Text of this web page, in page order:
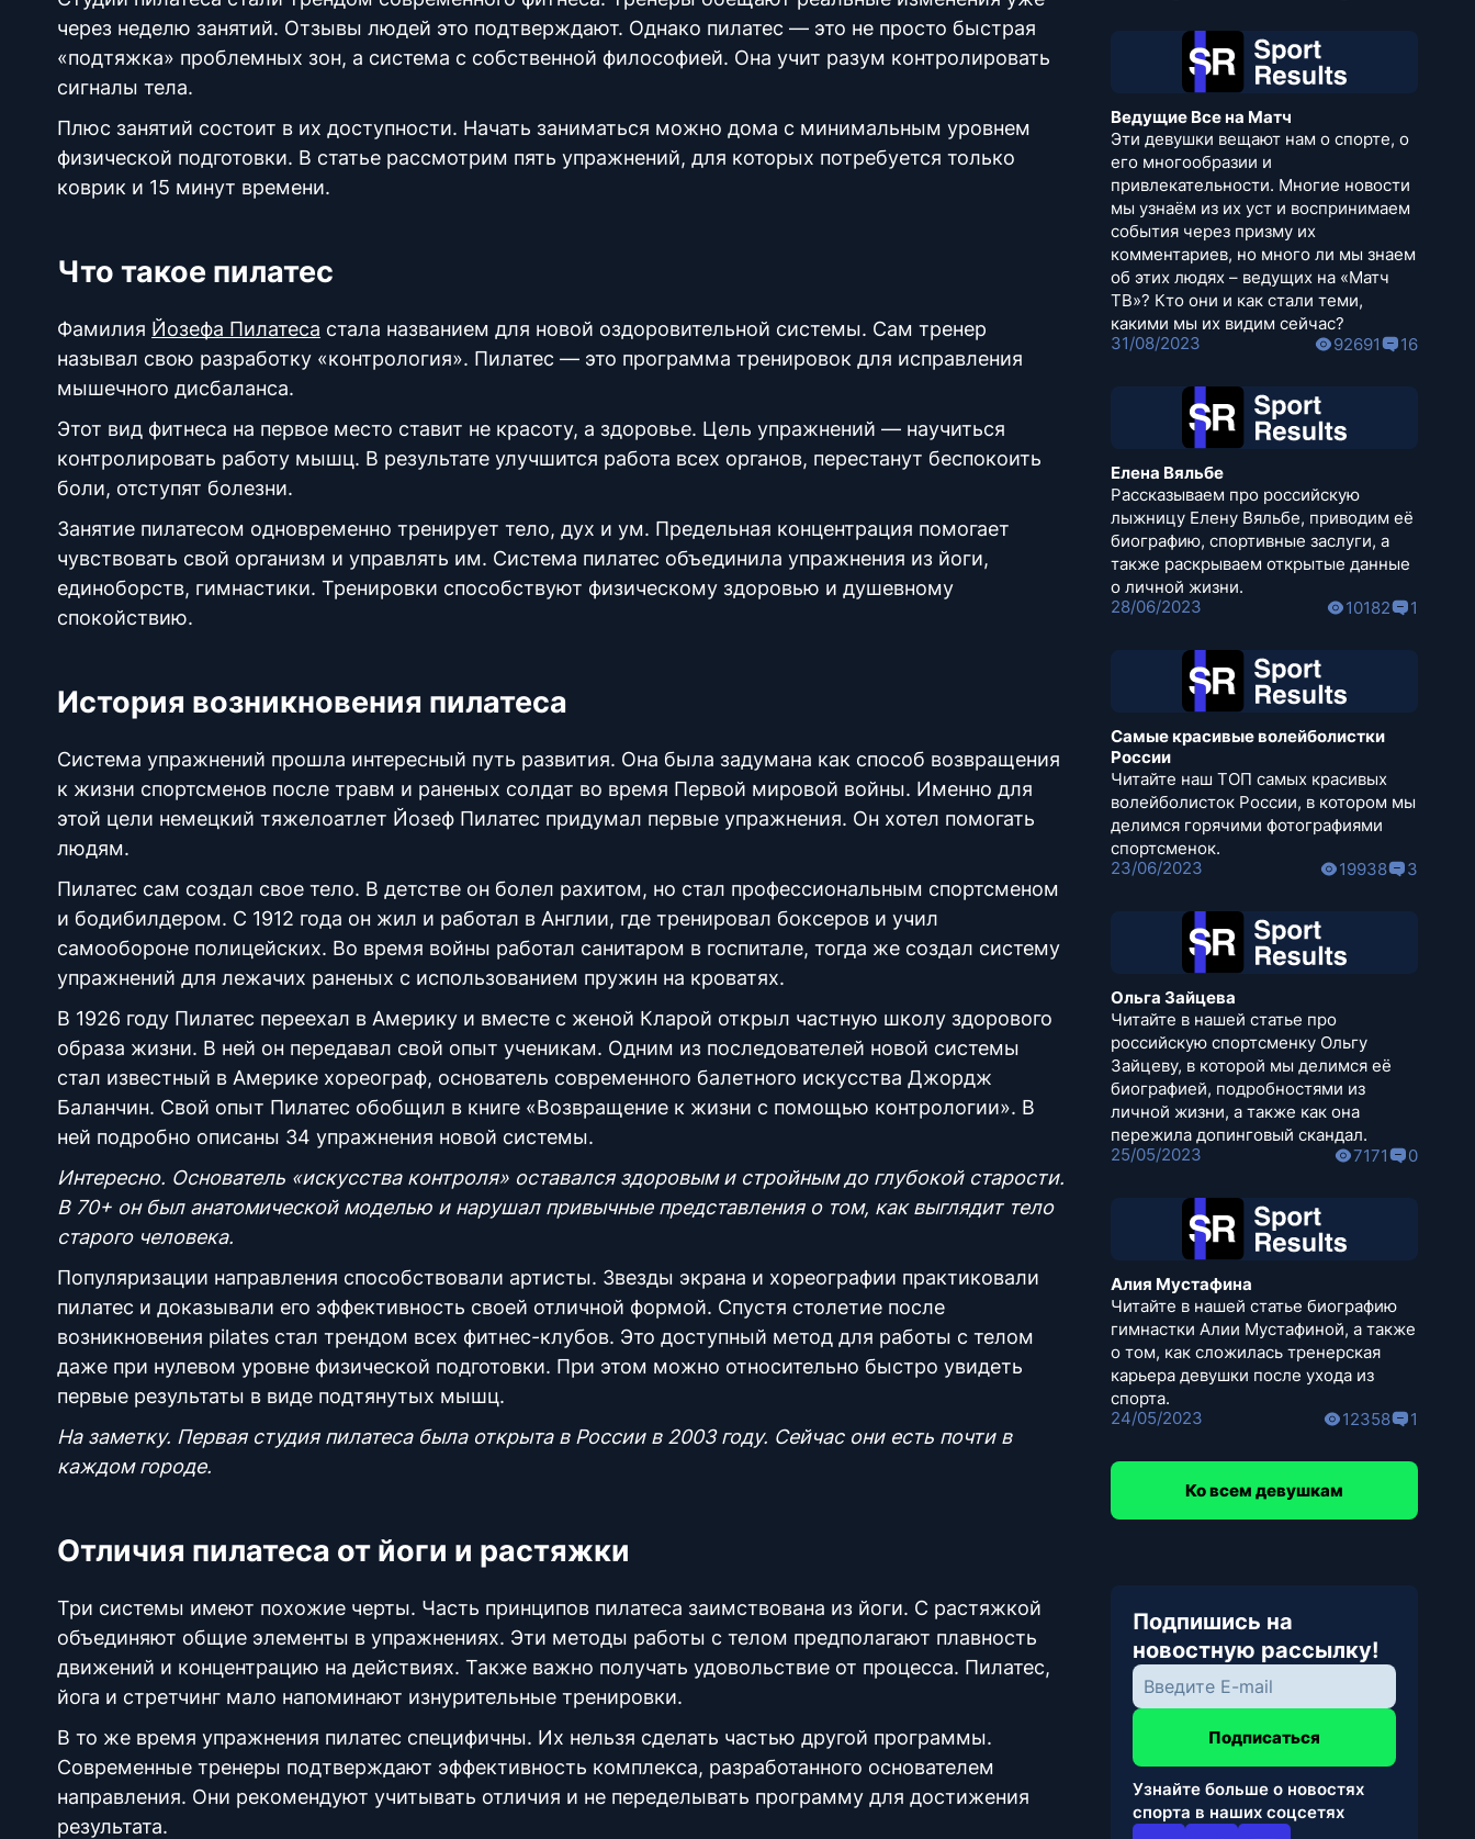
через неделю занятий. Отзывы людей это подтверждают. Однако пилатес — это не просто быстрая
«подтяжка» проблемных зон, а система с собственной философией. Она учит разум контролировать
сигналы тела.
Плюс занятий состоит в их доступности. Начать заниматься можно дома с минимальным уровнем
физической подготовки. В статье рассмотрим пять упражнений, для которых потребуется только
коврик и 15 минут времени.
Что такое пилатес
Фамилия Йозефа Пилатеса стала названием для новой оздоровительной системы. Сам тренер
называл свою разработку «контрология». Пилатес — это программа тренировок для исправления
мышечного дисбаланса.
Этот вид фитнеса на первое место ставит не красоту, а здоровье. Цель упражнений — научиться
контролировать работу мышц. В результате улучшится работа всех органов, перестанут беспокоить
боли, отступят болезни.
Занятие пилатесом одновременно тренирует тело, дух и ум. Предельная концентрация помогает
чувствовать свой организм и управлять им. Система пилатес объединила упражнения из йоги,
единоборств, гимнастики. Тренировки способствуют физическому здоровью и душевному
спокойствию.
История возникновения пилатеса
Система упражнений прошла интересный путь развития. Она была задумана как способ возвращения
к жизни спортсменов после травм и раненых солдат во время Первой мировой войны. Именно для
этой цели немецкий тяжелоатлет Йозеф Пилатес придумал первые упражнения. Он хотел помогать
людям.
Пилатес сам создал свое тело. В детстве он болел рахитом, но стал профессиональным спортсменом
и бодибилдером. С 1912 года он жил и работал в Англии, где тренировал боксеров и учил
самообороне полицейских. Во время войны работал санитаром в госпитале, тогда же создал систему
упражнений для лежачих раненых с использованием пружин на кроватях.
В 1926 году Пилатес переехал в Америку и вместе с женой Кларой открыл частную школу здорового
образа жизни. В ней он передавал свой опыт ученикам. Одним из последователей новой системы
стал известный в Америке хореограф, основатель современного балетного искусства Джордж
Баланчин. Свой опыт Пилатес обобщил в книге «Возвращение к жизни с помощью контрологии». В
ней подробно описаны 34 упражнения новой системы.
Интересно. Основатель «искусства контроля» оставался здоровым и стройным до глубокой старости.
В 70+ он был анатомической моделью и нарушал привычные представления о том, как выглядит тело
старого человека.
Популяризации направления способствовали артисты. Звезды экрана и хореографии практиковали
пилатес и доказывали его эффективность своей отличной формой. Спустя столетие после
возникновения pilates стал трендом всех фитнес-клубов. Это доступный метод для работы с телом
даже при нулевом уровне физической подготовки. При этом можно относительно быстро увидеть
первые результаты в виде подтянутых мышц.
На заметку. Первая студияпилатеса была открыта в России в 2003 году. Сейчас они есть почти в
каждом городе.
Отличия пилатеса от йоги и растяжки
Три системы имеют похожие черты. Часть принципов пилатеса заимствована из йоги. С растяжкой
объединяют общие элементы в упражнениях. Эти методы работы с телом предполагают плавность
движений и концентрацию на действиях. Также важно получать удовольствие от процесса. Пилатес,
йога и стретчинг мало напоминают изнурительные тренировки.
В то же время упражнения пилатес специфичны. Их нельзя сделать частью другой программы.
Современные тренеры подтверждают эффективность комплекса, разработанного основателем
направления. Они рекомендуют учитывать отличия и не переделывать программу для достижения
результата.
Ведущие Все на Матч
Эти девушки вещают нам о спорте, о
его многообразии и
привлекательности. Многие новости
мы узнаём из их уст и воспринимаем
события через призму их
комментариев, но много ли мы знаем
об этих людях – ведущих на «Матч
ТВ»? Кто они и как стали теми,
какими мы их видим сейчас?
31/08/2023
92691 16
Елена Вяльбе
Рассказываем про российскую
лыжницу Елену Вяльбе, приводим её
биографию, спортивные заслуги, а
также раскрываем открытые данные
о личной жизни.
28/06/2023
10182 1
Самые красивые волейболистки
России
Читайте наш ТОП самых красивых
волейболисток России, в котором мы
делимся горячими фотографиями
спортсменок.
23/06/2023
19938 3
Ольга Зайцева
Читайте в нашей статье про
российскую спортсменку Ольгу
Зайцеву, в которой мы делимся её
биографией, подробностями из
личной жизни, а также как она
пережила допинговый скандал.
25/05/2023
7171 0
Алия Мустафина
Читайте в нашей статье биографию
гимнастки Алии Мустафиной, а также
о том, как сложилась тренерская
карьера девушки после ухода из
спорта.
24/05/2023
12358 1
Ко всем девушкам
Подпишись на
новостную рассылку!
Подписаться
Узнайте больше о новостях
спорта в наших соцсетях